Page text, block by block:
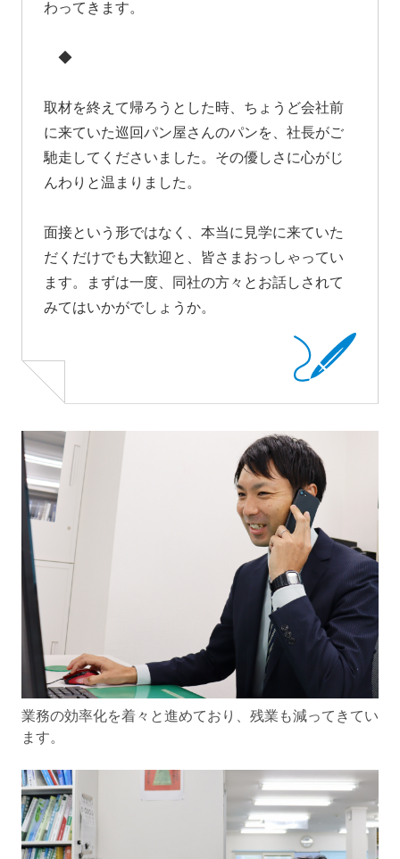
わってきます。
◆
取材を終えて帰ろうとした時、ちょうど会社前
に来ていた巡回パン屋さんのパンを、社長がご
馳走してくださいました。その優しさに心がじ
んわりと温まりました。
面接という形ではなく、本当に見学に来ていた
だくだけでも大歓迎と、皆さまおっしゃってい
ます。まずは一度、同社の方々とお話しされて
みてはいかがでしょうか。
業務の効率化を着々と進めており、残業も減ってきてい
ます。